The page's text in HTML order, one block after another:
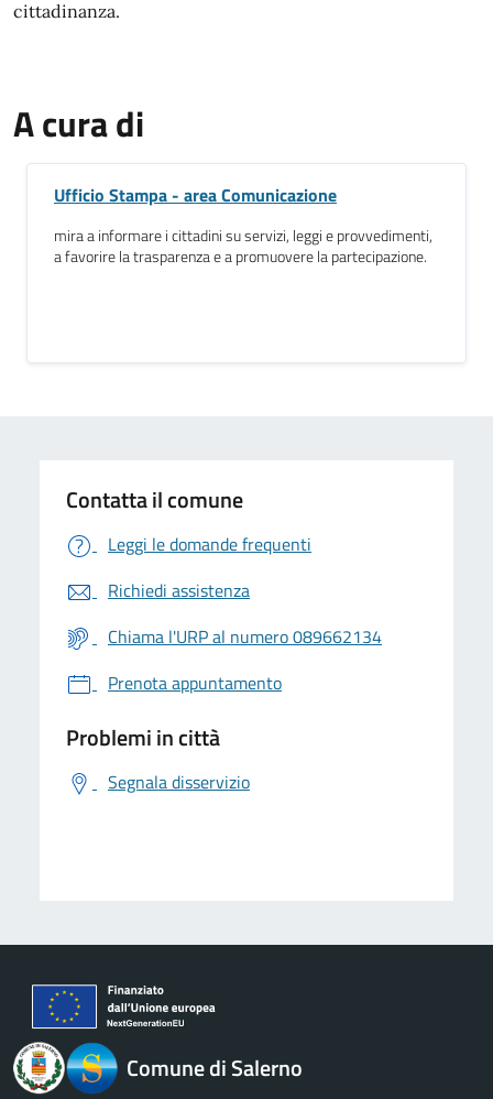
cittadinanza.
A cura di
Ufficio Stampa - area Comunicazione
mira a informare i cittadini su servizi, leggi e provvedimenti,
a favorire la trasparenza e a promuovere la partecipazione.
Contatta il comune
Leggi le domande frequenti
Richiedi assistenza
Chiama l'URP al numero 089662134
Prenota appuntamento
Problemi in città
Segnala disservizio
logo Unione Europea
Comune di Salerno